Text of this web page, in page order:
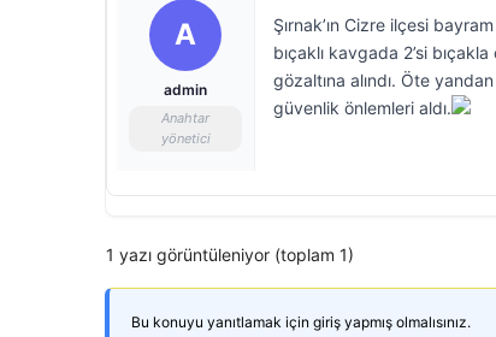
A
admin
Anahtar
yönetici
Şırnak’ın Cizre ilçesi
bıçaklı kavgada 2’si
gözaltına alındı. Öte
güvenlik önlemleri aldı.
1 yazı görüntüleniyor (toplam 1)
Bu konuyu yanıtlamak için giriş yapmış olmalısınız.